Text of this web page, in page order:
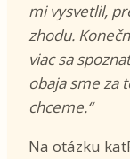
mi vysvetlil,
zhodu.
viac sa
obaja sme za
chceme.“
Na otázku